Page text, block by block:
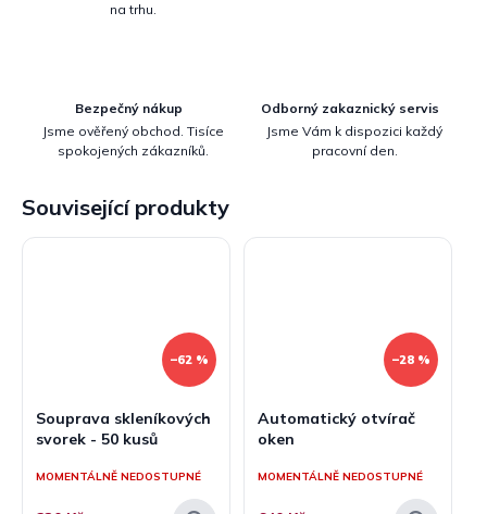
na trhu.
Bezpečný nákup
Jsme ověřený obchod. Tisíce
spokojených zákazníků.
Odborný zakaznický servis
Jsme Vám k dispozici každý
pracovní den.
Související produkty
–62 %
Souprava skleníkových
svorek - 50 kusů
MOMENTÁLNĚ NEDOSTUPNÉ
–28 %
Automatický otvírač
oken
MOMENTÁLNĚ NEDOSTUPNÉ